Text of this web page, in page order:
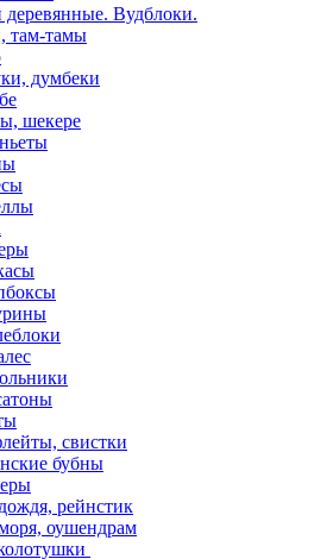
деревянные. Вудблоки.
там-тамы
думбеки
шекере
свистки
бубны
рейнстик
оушендрам